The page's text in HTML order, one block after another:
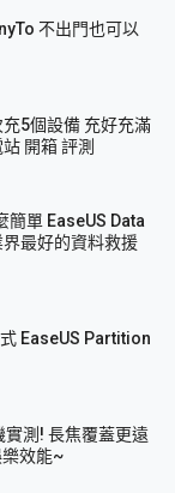
不出門也可以
5個設備 充好充滿
開箱 評測
簡單 EaseUS Data
最好的資料救援
EaseUS Partition
實測! 長焦覆蓋更遠
效能~